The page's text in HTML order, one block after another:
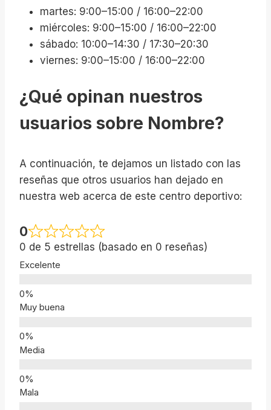
martes: 9:00–15:00 / 16:00–22:00
miércoles: 9:00–15:00 / 16:00–22:00
sábado: 10:00–14:30 / 17:30–20:30
viernes: 9:00–15:00 / 16:00–22:00
¿Qué opinan nuestros
usuarios sobre Nombre?
A continuación, te dejamos un listado con las
reseñas que otros usuarios han dejado en
nuestra web acerca de este centro deportivo:
0
0 de 5 estrellas (basado en 0 reseñas)
Excelente
Muy buena
Media
Mala